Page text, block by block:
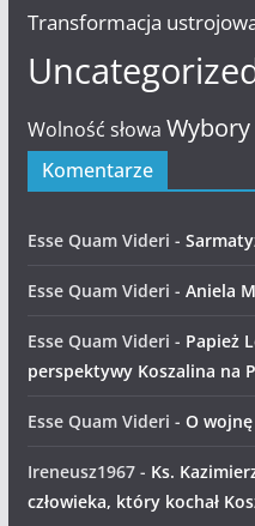
Transformacja
Wolność słowa
Komentarze
Esse Quam Videri -
Esse Quam Videri - Aniela
Esse Quam Videri - Papież
perspektywy Koszalina na
Esse Quam Videri - O
Ireneusz1967- Ks.
człowieka, który kochał